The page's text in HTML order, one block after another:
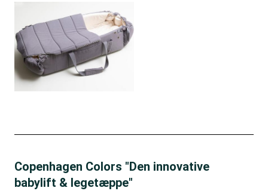
Copenhagen Colors "Den innovative
babylift & legetæppe"